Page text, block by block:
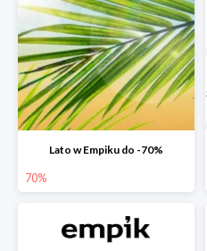
Lato w Empiku do -70%
70%